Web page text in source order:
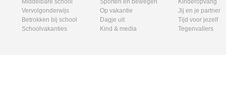
Middelbare school
Vervolgonderwijs
Betrokken bij school
Schoolvakanties
Sporten en bewegen
Op vakantie
Dagje uit
Kind & media
Kinderopvang
Jij en je partner
Tijd voor jezelf
Tegenvallers